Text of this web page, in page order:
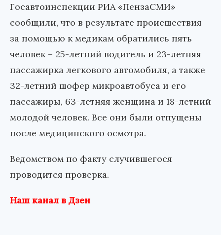
Госавтоинспекции РИА «ПензаСМИ»
сообщили, что в результате происшествия
за помощью к медикам обратились пять
человек – 25-летний водитель и 23-летняя
пассажирка легкового автомобиля, а также
32-летний шофер микроавтобуса и его
пассажиры, 63-летняя женщина и 18-летний
молодой человек. Все они были отпущены
после медицинского осмотра.
Ведомством по факту случившегося
проводится проверка.
Наш канал в Дзен